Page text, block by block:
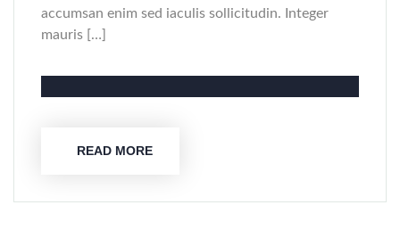
accumsan enim sed iaculis sollicitudin. Integer
mauris […]
READ MORE